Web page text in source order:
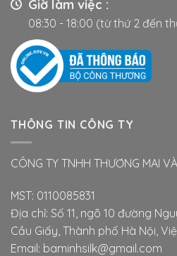
Giờ làm việc :
08:30 - 18:00 (từ thứ 2 đến
THÔNG TIN CÔNG TY
CÔNG TY TNHH THƯƠNG MAI
MST: 0110085831
Địa chỉ: Số 11, ngõ 10 đường
Cầu Giấy, Thành phố Hà Nội,
Email: baminhsilk@gmail.com